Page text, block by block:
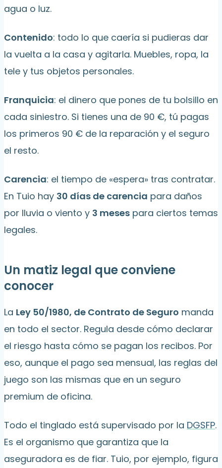
agua o luz.
Contenido: todo lo que caería si pudieras dar
la vuelta a la casa y agitarla. Muebles, ropa, la
tele y tus objetos personales.
Franquicia: el dinero que pones de tu bolsillo en
cada siniestro. Si tienes una de 90 €, tú pagas
los primeros 90 € de la reparación y el seguro
el resto.
Carencia: el tiempo de «espera» tras contratar.
En Tuio hay 30 días de carencia para daños
por lluvia o viento y 3 meses para ciertos temas
legales.
Un matiz legal que conviene
conocer
La Ley 50/1980, de Contrato de Seguro manda
en todo el sector. Regula desde cómo declarar
el riesgo hasta cómo se pagan los recibos. Por
eso, aunque el pago sea mensual, las reglas del
juego son las mismas que en un seguro
premium de oficina.
Todo el tinglado está supervisado por la DGSFP.
Es el organismo que garantiza que la
aseguradora es de fiar. Tuio, por ejemplo, figura